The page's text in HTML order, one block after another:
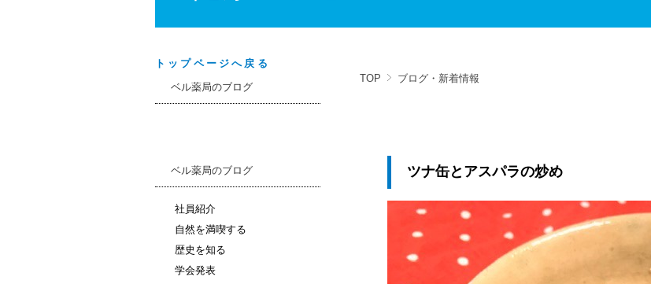
TOP ブログ・新着情報
ツナ缶とアスパラの炒め
トップページへ戻る
ベル薬局のブログ
ベル薬局のブログ
社員紹介
自然を満喫する
歴史を知る
学会発表